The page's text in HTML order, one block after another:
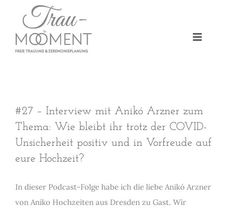
springen
Toggle
WORKSHOP | EVENTS
ÜBER UNS
PODCAST | BLOG
KONTAKT
#27 – Interview mit Anikó Arzner zum
Thema: Wie bleibt ihr trotz der COVID-
Unsicherheit positiv und in Vorfreude auf
eure Hochzeit?
In dieser Podcast-Folge habe ich die liebe Anikó Arzner
von Aniko Hochzeiten aus Dresden zu Gast. Wir